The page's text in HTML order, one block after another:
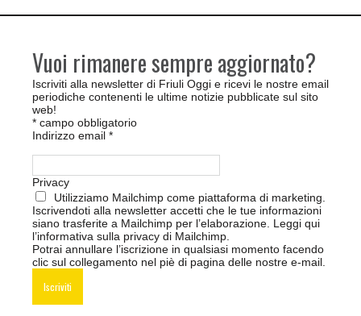
Vuoi rimanere sempre aggiornato?
Iscriviti alla newsletter di Friuli Oggi e ricevi le nostre email
periodiche contenenti le ultime notizie pubblicate sul sito
web!
* campo obbligatorio
Indirizzo email *
Privacy
Utilizziamo Mailchimp come piattaforma di marketing.
Iscrivendoti alla newsletter accetti che le tue informazioni
siano trasferite a Mailchimp per l’elaborazione. Leggi qui
l’informativa sulla privacy di Mailchimp.
Potrai annullare l’iscrizione in qualsiasi momento facendo
clic sul collegamento nel piè di pagina delle nostre e-mail.